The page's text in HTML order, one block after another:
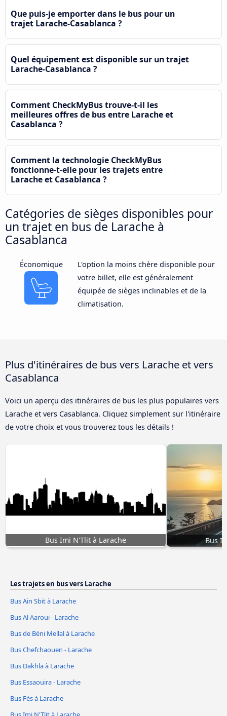
Que puis-je emporter dans le bus pour un
trajet Larache-Casablanca ?
Quel équipement est disponible sur un trajet
Larache-Casablanca ?
Comment CheckMyBus trouve-t-il les
meilleures offres de bus entre Larache et
Casablanca ?
Comment la technologie CheckMyBus
fonctionne-t-elle pour les trajets entre
Larache et Casablanca ?
Catégories de sièges disponibles pour
un trajet en bus de Larache à
Casablanca
Économique
L'option la moins chère disponible pour
votre billet, elle est généralement
équipée de sièges inclinables et de la
climatisation.
Plus d'itinéraires de bus vers Larache et vers
Casablanca
Voici un aperçu des itinéraires de bus les plus populaires vers
Larache et vers Casablanca. Cliquez simplement sur l'itinéraire
de votre choix et vous trouverez tous les détails !
Bus Imi N'Tlit à Larache Bus
Les trajets en bus vers Larache
Bus Ain Sbit à Larache
Bus Al Aaroui - Larache
Bus de Béni Mellal à Larache
Bus Chefchaouen - Larache
Bus Dakhla à Larache
Bus Essaouira - Larache
Bus Fès à Larache